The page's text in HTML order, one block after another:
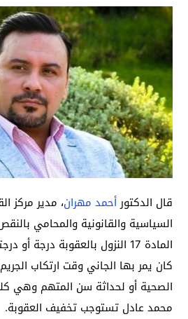
قال الدكتورأحمد مهران، مدير مركز
السياسية والقانونية والمحامي
المادة 17 النزول بالعقوبة درجة
كان يمر بها الجاني وقت ارتكاب
الصحية أو لحداثة سن المتهم وهي
محمد عادل تستوجب تخفيف العقوبة.